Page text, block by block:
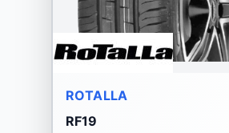
ROTALLA
RF19